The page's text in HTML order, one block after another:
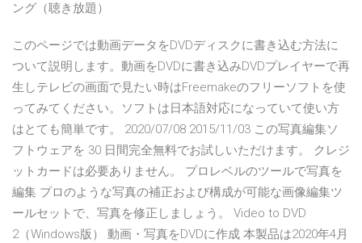
ング（聴き放題）
このページでは動画データをDVDディスクに書き込む方法に
ついて説明します。動画をDVDに書き込みDVDプレイヤーで再
生しテレビの画面で見たい時はFreemakeのフリーソフトを使
ってみてください。ソフトは日本語対応になっていて使い方
はとても簡単です。 2020/07/08 2015/11/03 この写真編集ソ
フトウェアを 30 日間完全無料でお試しいただけます。 クレジ
ットカードは必要ありません。 プロレベルのツールで写真を
編集 プロのような写真の補正および構成が可能な画像編集ツ
ールセットで、写真を修正しましょう。 Video to DVD
2（Windows版） 動画・写真をDVDに作成 本製品は2020年4月